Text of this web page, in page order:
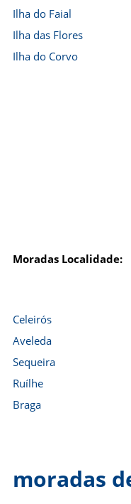
Ilha do Faial
Ilha das Flores
Ilha do Corvo
Moradas Localidade:
Celeirós
Aveleda
Sequeira
Ruílhe
Braga
moradas